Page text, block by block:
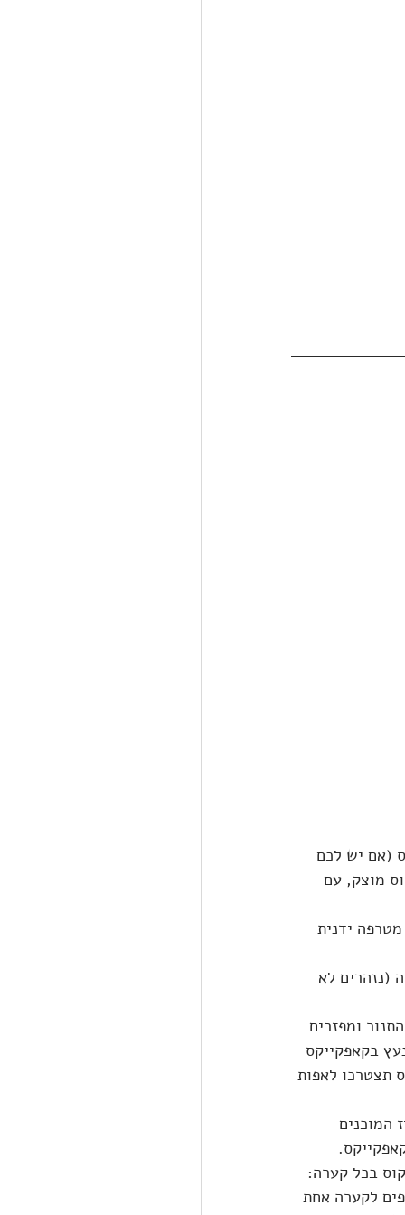
בתבנית קאפקייקס (אם יש לכם
שמן קוקוס מוצק, עם
ידנית
(נזהרים לא
פותחים את דלת התנור ומפזרים
בקאפקייקס
קאפקייקס תצטרכו לאפות
המוכנים
שמן קוקוס בכל קערה:
לקערה אחת